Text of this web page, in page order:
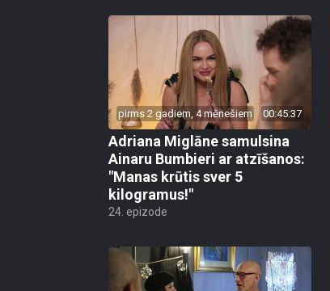
pirms 2 gadiem, 4 mēnešiem 00:45:37
Adriana Miglāne samulsina
Ainaru Bumbieri ar atzīšanos:
"Manas krūtis sver 5
kilogramus!"
24. epizode